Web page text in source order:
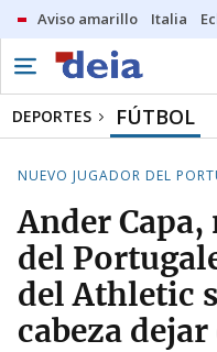
Aviso amarillo Italia
DEPORTES FÚTBOL
NUEVO JUGADOR DEL
Ander
del
del Athletic
cabeza